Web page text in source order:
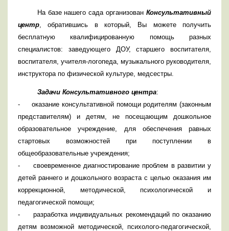
На базе нашего сада организован Консультативный
центр , обратившись в который, Вы можете получить
бесплатную квалифицированную помощь разных
специалистов: заведующего ДОУ, старшего воспитателя,
воспитателя, учителя-логопеда, музыкального руководителя,
инструктора по физической культуре, медсестры.
Задачи Консультативного центра:
-
оказание консультативной помощи родителям (законным
представителям) и детям, не посещающим дошкольное
образовательное учреждение, для обеспечения равных
стартовых возможностей при поступлении в
общеобразовательные учреждения;
-
своевременное диагностирование проблем в развитии у
детей раннего и дошкольного возраста с целью оказания им
коррекционной, методической, психологической и
педагогической помощи;
-
разработка индивидуальных рекомендаций по оказанию
детям возможной методической, психолого-педагогической,